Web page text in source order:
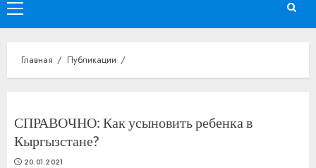
Основное
меню
Главная Публикации
СПРАВОЧНО: Как усыновить ребенка в
Кыргызстане?
20.01.2021